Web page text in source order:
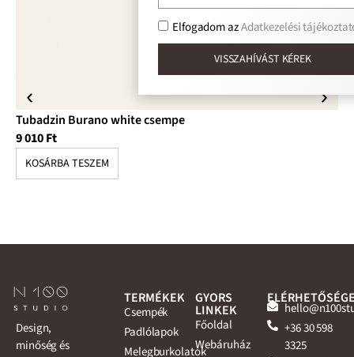
Tubadzin Burano white csempe
9 010Ft
KOSÁRBA TESZEM
Design,
minőség és
TERMÉKEK
Csempék
Padlólapok
Melegburkolatok
GYORS
LINKEK
Főoldal
Webáruház
+36 30 598
3325
Elfogadom azAdatkezelési
VISSZAHÍVÁST KÉREK